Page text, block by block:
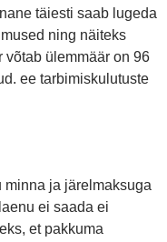
täiesti saab lugeda
ning näiteks
võtab ülemmäär on 96
ee tarbimiskulutuste
minna ja järelmaksuga
ei saada ei
et pakkuma